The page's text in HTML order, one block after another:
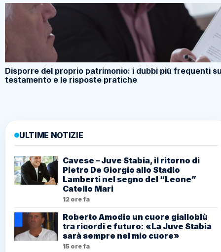
Disporre del proprio patrimonio: i dubbi più frequenti
testamento e le risposte pratiche
ULTIME NOTIZIE
Cavese – Juve Stabia, il ritorno di
Pietro De Giorgio allo Stadio
Lamberti nel segno del “Leone”
Catello Mari
12 ore fa
Roberto Amodio un cuore gialloblù
tra ricordi e futuro: «La Juve Stabia
sarà sempre nel mio cuore»
15 ore fa